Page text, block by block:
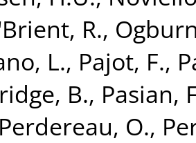
R.,
L., Pajot, F.,
B., Pasian,
Perdereau, O.,